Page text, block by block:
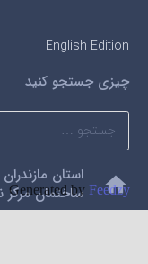
English Edition
چیزی جستجو کنید
جستجو
برای:
home
استان
ساختمان مرکز
Generated by Feedzy